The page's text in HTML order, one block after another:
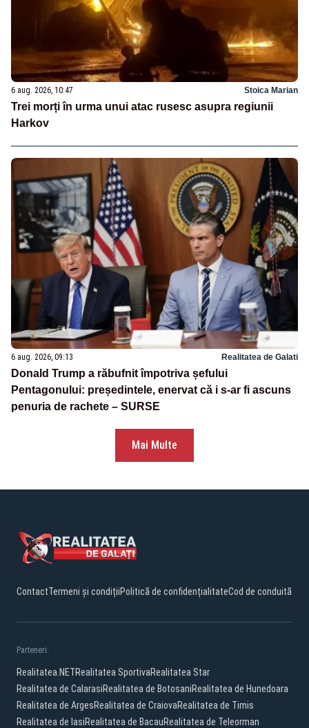
6 aug. 2026, 10:47 Stoica Marian
Trei morți în urma unui atac rusesc asupra regiunii
Harkov
6 aug. 2026, 09:13 Realitatea de Galati
Donald Trump a răbufnit împotriva șefului
Pentagonului: președintele, enervat că i s-ar fi ascuns
penuria de rachete – SURSE
Mai Multe
ContactTermeni și condițiiPolitică de confidențialitateCod de conduită
Parteneri:
Realitatea.NETRealitatea SportivaRealitatea Star
Realitatea de CalarasiRealitatea de BotosaniRealitatea de Hunedoara
Realitatea de ArgesRealitatea de CraiovaRealitatea de Timis
Realitatea de IasiRealitatea de BacauRealitatea de Teleorman